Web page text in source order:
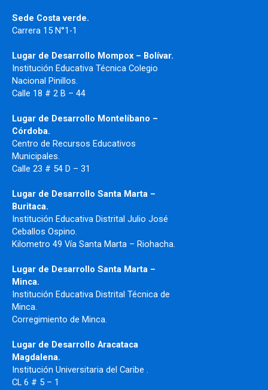
Sede Costa verde.
Carrera 15 N°1-1
Lugar de Desarrollo Mompox – Bolívar.
Institución Educativa Técnica Colegio
Nacional Pinillos.
Calle 18 # 2 B – 44
Lugar de Desarrollo Montelíbano –
Córdoba.
Centro de Recursos Educativos
Municipales.
Calle 23 # 54 D – 31
Lugar de Desarrollo Santa Marta –
Buritaca.
Institución Educativa Distrital Julio José
Ceballos Ospino.
Kilometro 49 Vía Santa Marta – Riohacha.
Lugar de Desarrollo Santa Marta –
Minca.
Institución Educativa Distrital Técnica de
Minca.
Corregimiento de Minca.
Lugar de Desarrollo Aracataca
Magdalena.
Institución Universitaria del Caribe .
CL 6 # 5 – 1